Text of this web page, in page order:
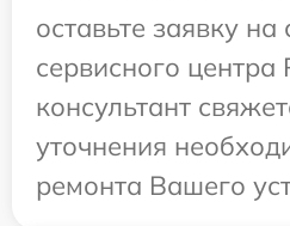
оставьте заявку на
сервисного
консультант
уточнения
ремонта Вашего